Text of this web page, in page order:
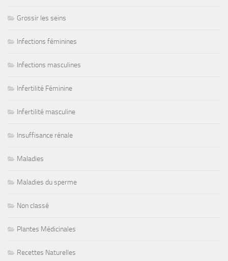
Grossir les seins
Infections féminines
Infections masculines
Infertilité Féminine
Infertilité masculine
Insuffisance rénale
Maladies
Maladies du sperme
Non classé
Plantes Médicinales
Recettes Naturelles